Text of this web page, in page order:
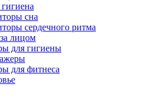
сна
сердечного ритма
лицом
для гигиены
для фитнеса